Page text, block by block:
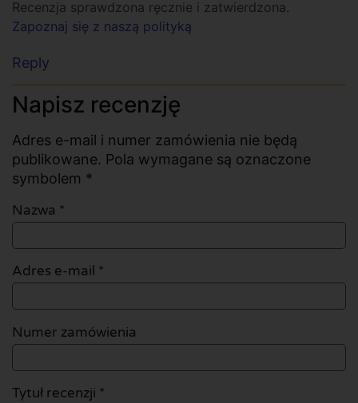
Recenzja sprawdzona ręcznie i zatwierdzona.
Zapoznaj się z naszą polityką
Reply
Napisz recenzję
Adres e-mail i numer zamówienia nie będą
publikowane. Pola wymagane są oznaczone
symbolem *
Nazwa *
Adres e-mail *
Numer zamówienia
Tytuł recenzji *